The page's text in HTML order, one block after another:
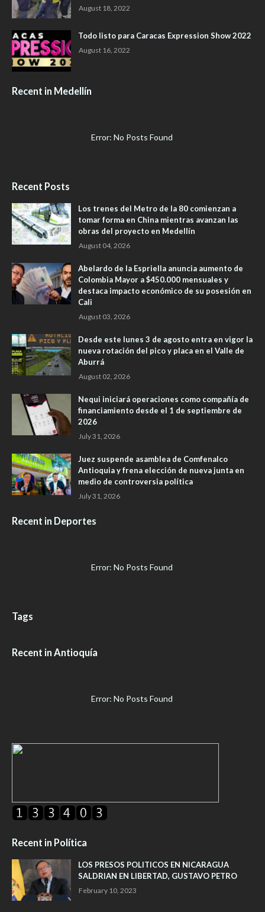
August 18, 2022
Todo listo para Caracas Expression Show 2022
August 16, 2022
Recent in Medellín
Error: No Posts Found
Recent Posts
Los trenes del Metro de la 80 comienzan a
tomar forma en China mientras avanzan las
obras del proyecto en Medellín
August 04, 2026
Abelardo de la Espriella anuncia aumento de
Colombia Mayor a $450.000 mensuales y
destaca impacto económico de su posesión en
Cali
August 03, 2026
Desde este lunes 3 de agosto entra en vigor la
nueva rotación del pico y placa en el Valle de
Aburrá
August 02, 2026
Nequi iniciará operaciones como compañía de
financiamiento desde el 1 de septiembre de
2026
July 31, 2026
Juez suspende asamblea de Comfenalco
Antioquia y frena elección de nueva junta en
medio de controversia política
July 31, 2026
Recent in Deportes
Error: No Posts Found
Tags
Recent in Antioquía
Error: No Posts Found
Recent in Política
LOS PRESOS POLITICOS EN NICARAGUA
SALDRIAN EN LIBERTAD, GUSTAVO PETRO
February 10, 2023